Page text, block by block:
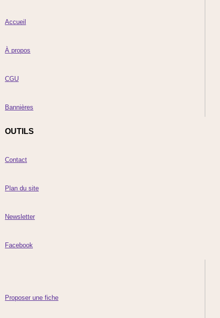
Accueil
À propos
CGU
Bannières
OUTILS
Contact
Plan du site
Newsletter
Facebook
Proposer une fiche